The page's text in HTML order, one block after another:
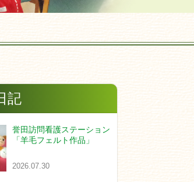
記
誉田訪問看護ステーション
「羊毛フェルト作品」
2026.07.30